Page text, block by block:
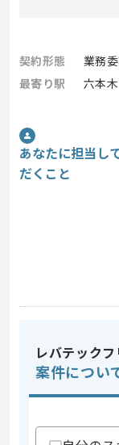
契約形態
業務
最寄り駅
六本木
あなたに担当し
だくこと
スキル
レバテック
案件につい